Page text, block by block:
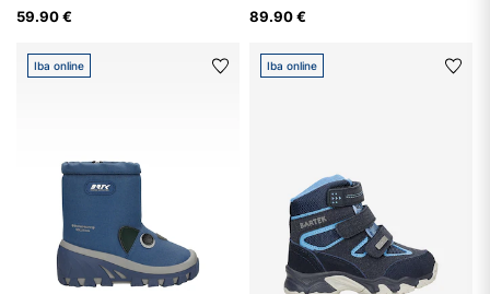
59.90 €
89.90 €
Iba online Iba online